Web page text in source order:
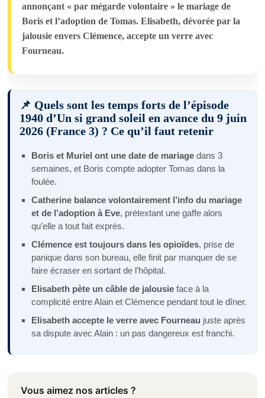
annonçant « par mégarde volontaire » le mariage de
Boris et l’adoption de Tomas. Elisabeth, dévorée par la
jalousie envers Clémence, accepte un verre avec
Fourneau.
📌 Quels sont les temps forts de l’épisode
1940 d’Un si grand soleil en avance du 9 juin
2026 (France 3) ? Ce qu’il faut retenir
Boris et Muriel ont une date de mariage dans 3
semaines, et Boris compte adopter Tomas dans la
foulée.
Catherine balance volontairement l’info du mariage
et de l’adoption à Eve, prétextant une gaffe alors
qu’elle a tout fait exprès.
Clémence est toujours dans les opioïdes, prise de
panique dans son bureau, elle finit par manquer de se
faire écraser en sortant de l’hôpital.
Elisabeth pète un câble de jalousie face à la
complicité entre Alain et Clémence pendant tout le dîner.
Elisabeth accepte le verre avec Fourneau juste après
sa dispute avec Alain : un pas dangereux est franchi.
Vous aimez nos articles ?